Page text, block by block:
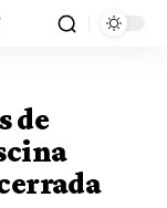
de